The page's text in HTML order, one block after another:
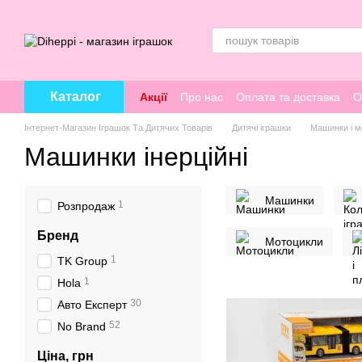
Каталог Акції Про нас Оплата та доставка
Інтернет-Магазин Іграшок Та Дитячих Товарів Дитячі іграшки Машинки і
Машинки інерційні
Машинки
Мотоцикли
Розпродаж 1
Бренд
TK Group 1
Hola 1
Авто Експерт 30
No Brand 52
Ціна, грн